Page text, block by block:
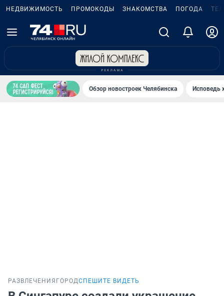
НЕДВИЖИМОСТЬ ПРОМОКОДЫ ЗНАКОМСТВА ПОГОДА
Обзор новостроек Челябинска Исповедь
РАЗВЛЕЧЕНИЯ ГОРОДСПЕШИТЕ ВИДЕТЬ